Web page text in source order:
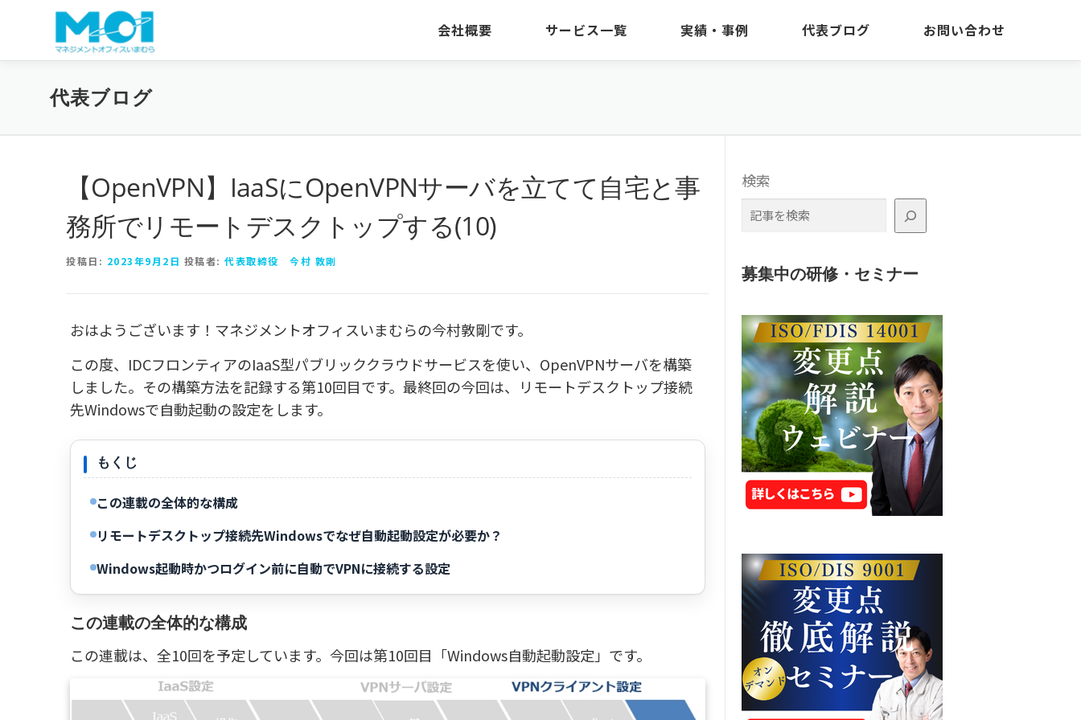
コンテンツへスキップ
会社概要 サービス一覧 実績・事例 代表ブログ お問い合わせ
代表ブログ
【OpenVPN】IaaSにOpenVPNサーバを立てて自宅と事
務所でリモートデスクトップする(10)
投稿日: 2023年9月2日 投稿者: 代表取締役 今村 敦剛
おはようございます！マネジメントオフィスいまむらの今村敦剛です。
この度、IDCフロンティアのIaaS型パブリッククラウドサービスを使い、OpenVPNサーバを構築
しました。その構築方法を記録する第10回目です。最終回の今回は、リモートデスクトップ接続
先Windowsで自動起動の設定をします。
もくじ
この連載の全体的な構成
リモートデスクトップ接続先Windowsでなぜ自動起動設定が必要か？
Windows起動時かつログイン前に自動でVPNに接続する設定
この連載の全体的な構成
この連載は、全10回を予定しています。今回は第10回目「Windows自動起動設定」です。
検索
募集中の研修・セミナー